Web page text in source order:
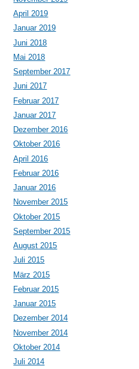
April 2019
Januar 2019
Juni 2018
Mai 2018
September 2017
Juni 2017
Februar 2017
Januar 2017
Dezember 2016
Oktober 2016
April 2016
Februar 2016
Januar 2016
November 2015
Oktober 2015
September 2015
August 2015
Juli 2015
März 2015
Februar 2015
Januar 2015
Dezember 2014
November 2014
Oktober 2014
Juli 2014